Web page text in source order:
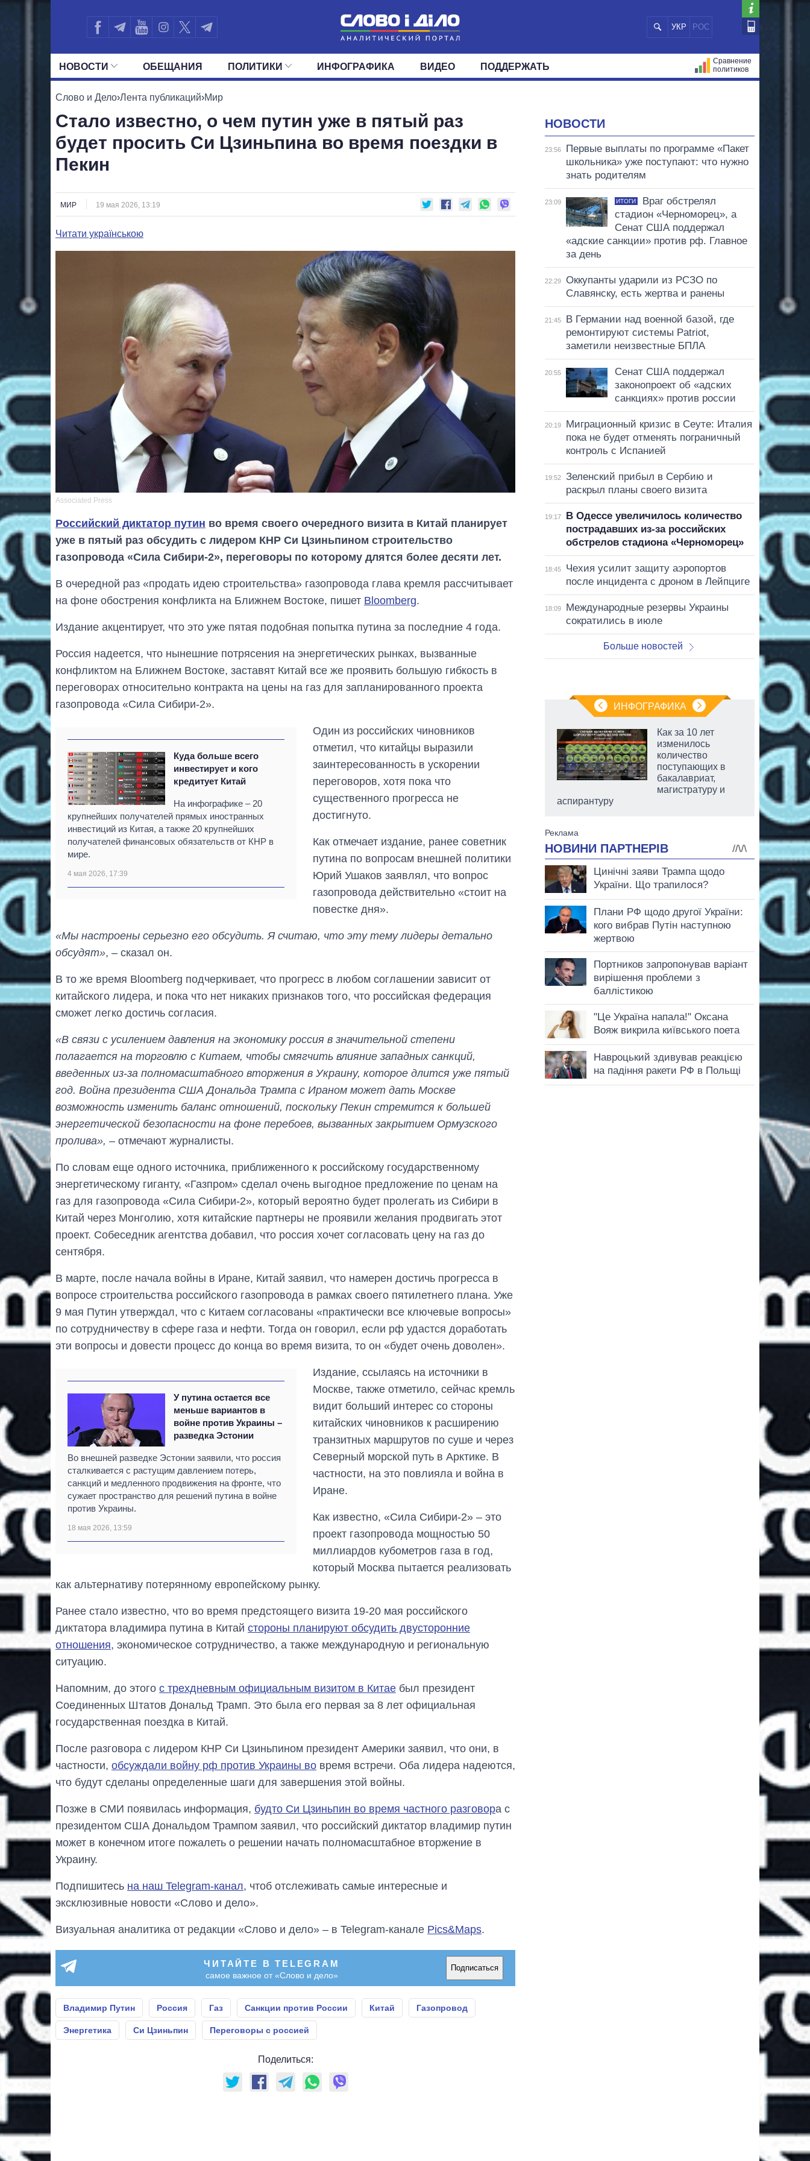
УКР РОС
НОВОСТИ
ПОЛИТИКА ЭКОНОМИКА ОБЩЕСТВО
ОБЕЩАНИЯ ПОЛИТИКИ
ВСЕ ПОЛИТИКИ ПРЕЗИДЕНТ И ОФИС
ДЕПУТАТЫ КОМИТЕТЫ ФРАКЦИИ
ИНФОГРАФИКА ВИДЕО ПОДДЕРЖАТЬ
Сравнение
политиков
Слово и Дело›Лента публикаций›Мир
Стало известно, о чем путин уже в пятый раз
будет просить Си Цзиньпина во время поездки в
Пекин
МИР 19 мая 2026, 13:19
Читати українською
Associated Press
Российский диктатор путин во время своего очередного визита в Китай планирует
уже в пятый раз обсудить с лидером КНР Си Цзиньпином строительство
газопровода «Сила Сибири-2», переговоры по которому длятся более десяти лет.
В очередной раз «продать идею строительства» газопровода глава кремля рассчитывает
на фоне обострения конфликта на Ближнем Востоке, пишет Bloomberg.
Издание акцентирует, что это уже пятая подобная попытка путина за последние 4 года.
Россия надеется, что нынешние потрясения на энергетических рынках, вызванные
конфликтом на Ближнем Востоке, заставят Китай все же проявить большую гибкость в
переговорах относительно контракта на цены на газ для запланированного проекта
газопровода «Сила Сибири-2».
Куда больше всего
инвестирует и кого
кредитует Китай
На инфографике – 20
крупнейших получателей прямых иностранных
инвестиций из Китая, а также 20 крупнейших
получателей финансовых обязательств от КНР в
мире.
4 мая 2026, 17:39
Один из российских чиновников
отметил, что китайцы выразили
заинтересованность в ускорении
переговоров, хотя пока что
существенного прогресса не
достигнуто.
Как отмечает издание, ранее советник
путина по вопросам внешней политики
Юрий Ушаков заявлял, что вопрос
газопровода действительно «стоит на
повестке дня».
«Мы настроены серьезно его обсудить. Я считаю, что эту тему лидеры детально
обсудят», – сказал он.
В то же время Bloomberg подчеркивает, что прогресс в любом соглашении зависит от
китайского лидера, и пока что нет никаких признаков того, что российская федерация
сможет легко достичь согласия.
«В связи с усилением давления на экономику россия в значительной степени
полагается на торговлю с Китаем, чтобы смягчить влияние западных санкций,
введенных из-за полномасштабного вторжения в Украину, которое длится уже пятый
год. Война президента США Дональда Трампа с Ираном может дать Москве
возможность изменить баланс отношений, поскольку Пекин стремится к большей
энергетической безопасности на фоне перебоев, вызванных закрытием Ормузского
пролива», – отмечают журналисты.
По словам еще одного источника, приближенного к российскому государственному
энергетическому гиганту, «Газпром» сделал очень выгодное предложение по ценам на
газ для газопровода «Сила Сибири-2», который вероятно будет пролегать из Сибири в
Китай через Монголию, хотя китайские партнеры не проявили желания продвигать этот
проект. Собеседник агентства добавил, что россия хочет согласовать цену на газ до
сентября.
В марте, после начала войны в Иране, Китай заявил, что намерен достичь прогресса в
вопросе строительства российского газопровода в рамках своего пятилетнего плана. Уже
9 мая Путин утверждал, что с Китаем согласованы «практически все ключевые вопросы»
по сотрудничеству в сфере газа и нефти. Тогда он говорил, если рф удастся доработать
эти вопросы и довести процесс до конца во время визита, то он «будет очень доволен».
У путина остается все
меньше вариантов в
войне против Украины –
разведка Эстонии
Во внешней разведке Эстонии заявили, что россия
сталкивается с растущим давлением потерь,
санкций и медленного продвижения на фронте, что
сужает пространство для решений путина в войне
против Украины.
18 мая 2026, 13:59
Издание, ссылаясь на источники в
Москве, также отметило, сейчас кремль
видит больший интерес со стороны
китайских чиновников к расширению
транзитных маршрутов по суше и через
Северный морской путь в Арктике. В
частности, на это повлияла и война в
Иране.
Как известно, «Сила Сибири-2» – это
проект газопровода мощностью 50
миллиардов кубометров газа в год,
который Москва пытается реализовать
как альтернативу потерянному европейскому рынку.
Ранее стало известно, что во время предстоящего визита 19-20 мая российского
диктатора владимира путина в Китай стороны планируют обсудить двусторонние
отношения, экономическое сотрудничество, а также международную и региональную
ситуацию.
Напомним, до этого с трехдневным официальным визитом в Китае был президент
Соединенных Штатов Дональд Трамп. Это была его первая за 8 лет официальная
государственная поездка в Китай.
После разговора с лидером КНР Си Цзиньпином президент Америки заявил, что они, в
частности, обсуждали войну рф против Украины во время встречи. Оба лидера надеются,
что будут сделаны определенные шаги для завершения этой войны.
Позже в СМИ появилась информация, будто Си Цзиньпин во время частного разговора с
президентом США Дональдом Трампом заявил, что российский диктатор владимир путин
может в конечном итоге пожалеть о решении начать полномасштабное вторжение в
Украину.
Подпишитесь на наш Telegram-канал, чтоб отслеживать самые интересные и
эксклюзивные новости «Слово и дело».
Визуальная аналитика от редакции «Слово и дело» – в Telegram-канале Pics&Maps.
ЧИТАЙТЕ В TELEGRAM
самое важное от «Слово и дело»
Подписаться
Владимир Путин Россия Газ Санкции против России Китай Газопровод
Энергетика Си Цзиньпин Переговоры с россией
Поделиться:
НОВОСТИ
23:56
Первые выплаты по программе «Пакет
школьника» уже поступают: что нужно
знать родителям
23:09 ИТОГИ
Враг обстрелял
стадион «Черноморец», а
Сенат США поддержал
«адские санкции» против рф. Главное
за день
22:29
Оккупанты ударили из РСЗО по
Славянску, есть жертва и ранены
21:45
В Германии над военной базой, где
ремонтируют системы Patriot,
заметили неизвестные БПЛА
20:55
Сенат США поддержал
законопроект об «адских
санкциях» против россии
20:19
Миграционный кризис в Сеуте: Италия
пока не будет отменять пограничный
контроль с Испанией
19:52
Зеленский прибыл в Сербию и
раскрыл планы своего визита
19:17
В Одессе увеличилось количество
пострадавших из-за российских
обстрелов стадиона «Черноморец»
18:45
Чехия усилит защиту аэропортов
после инцидента с дроном в Лейпциге
18:09
Международные резервы Украины
сократились в июле
Больше новостей
ИНФОГРАФИКА
Дефицит памяти:
как вырос спрос
последние годы и
что прогнозируют
Как за 10 лет
изменилось
количество
поступающих в
бакалавриат,
магистратуру и
аспирантуру